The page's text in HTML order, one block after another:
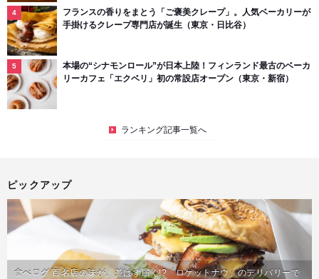
フランスの香りをまとう「ご褒美クレープ」。人気ベーカリーが
手掛けるクレープ専門店が誕生（東京・日比谷）
本場の“シナモンロール”が日本上陸！フィンランド最古のベーカ
リーカフェ「エクベリ」初の常設店オープン（東京・新宿）
ランキング記事一覧へ
ピックアップ
食べログ 百名店の味が、並ばず届く!?「ロケットナウ」のデリバリーで